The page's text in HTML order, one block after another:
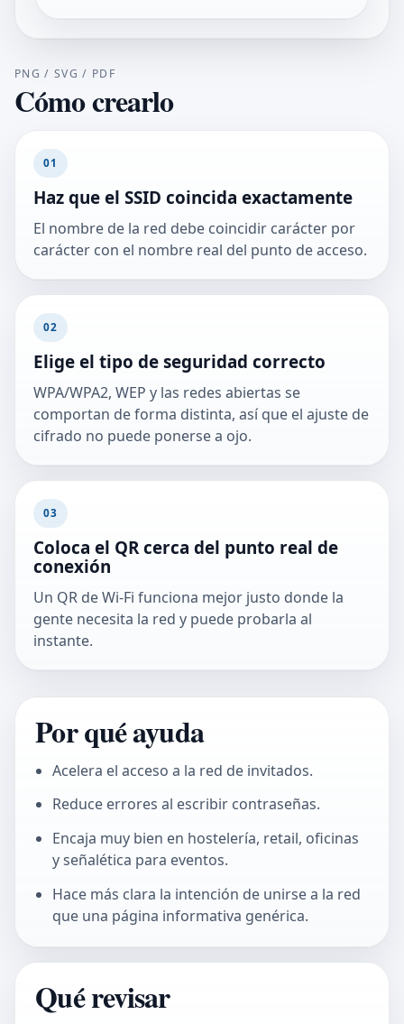
PNG / SVG / PDF
Cómo crearlo
01
Haz que el SSID coincida exactamente
El nombre de la red debe coincidir carácter por
carácter con el nombre real del punto de acceso.
02
Elige el tipo de seguridad correcto
WPA/WPA2, WEP y las redes abiertas se
comportan de forma distinta, así que el ajuste de
cifrado no puede ponerse a ojo.
03
Coloca el QR cerca del punto real de
conexión
Un QR de Wi-Fi funciona mejor justo donde la
gente necesita la red y puede probarla al
instante.
Por qué ayuda
Acelera el acceso a la red de invitados.
Reduce errores al escribir contraseñas.
Encaja muy bien en hostelería, retail, oficinas
y señalética para eventos.
Hace más clara la intención de unirse a la red
que una página informativa genérica.
Qué revisar